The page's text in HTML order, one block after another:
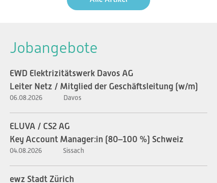
Jobangebote
EWD Elektrizitätswerk Davos AG
Leiter Netz / Mitglied der Geschäftsleitung (w/m)
06.08.2026 Davos
ELUVA / CS2 AG
Key Account Manager:in (80–100 %) Schweiz
04.08.2026 Sissach
ewz Stadt Zürich